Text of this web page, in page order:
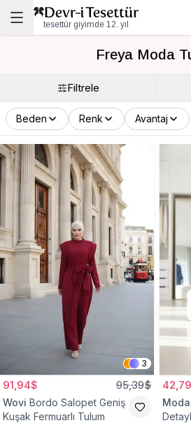
tesettür giyimde 12. yıl
Freya Moda
Filtrele
Beden Renk Avantaj
3
91,94$ 95,39$
Wovi Bordo Salopet Geniş
Kuşak Fermuarlı Tulum